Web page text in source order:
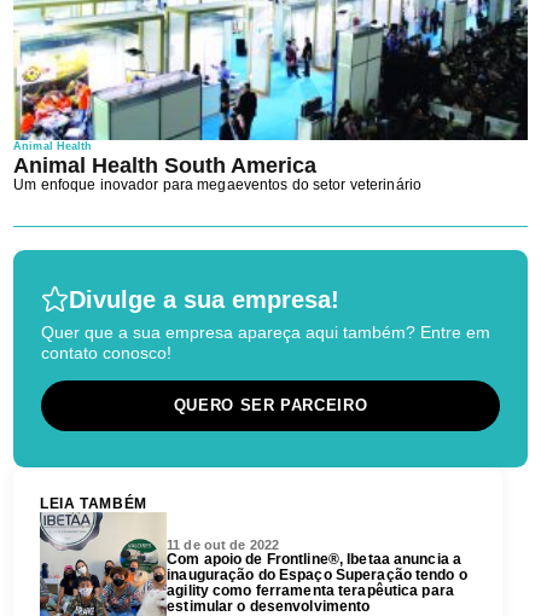
Animal Health
Animal Health South America
Um enfoque inovador para megaeventos do setor veterinário
Divulge a sua empresa!
Quer que a sua empresa apareça aqui também? Entre em
contato conosco!
QUERO SER PARCEIRO
LEIA TAMBÉM
11 de out de 2022
Com apoio de Frontline®, Ibetaa anuncia a
inauguração do Espaço Superação tendo o
agility como ferramenta terapêutica para
estimular o desenvolvimento